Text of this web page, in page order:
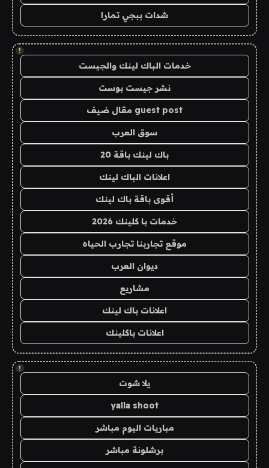
شدات ببجي تمارا
!
خدمات الباك لينك والجيست
نشر جيست بوست
guest post مقال ضيف
سوق العرب
باك لينك باقة 20
اعلانات الباك لينك
أقوى باقة باك لينك
خدمات با كلينك 2026
موقع تجاربنا تجارب الحياه
ديوان العرب
مشاريع
اعلانات باك لينك
اعلانات باكلينك
!
يلا شوت
yalla shoot
مباريات اليوم مباشر
برشلونة مباشر